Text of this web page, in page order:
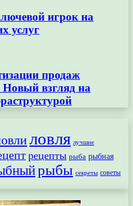
игрок на
услуг
продаж
Новый взгляд на
ловля лучшие
рецепты рыба рыбная
рыбы секреты советы